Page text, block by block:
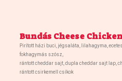
Bundás Cheese
Pirított házi buci, jégsaláta, lilahagyma,
fokhagymás szósz,
rántott cheddar sajt, dupla cheddar sajt lap,
rántott csirkemell csíkok